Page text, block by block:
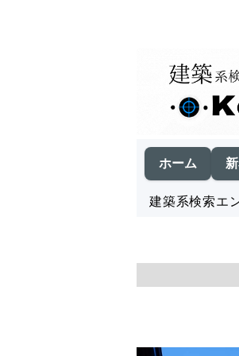
ホーム
建築系検索エ